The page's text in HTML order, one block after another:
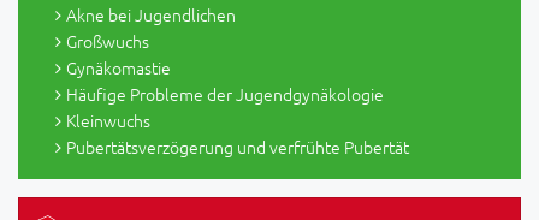
Akne bei Jugendlichen
Großwuchs
Gynäkomastie
Häufige Probleme der Jugendgynäkologie
Kleinwuchs
Pubertätsverzögerung und verfrühte Pubertät